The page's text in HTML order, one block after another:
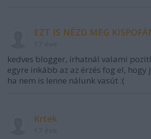
EZT IS NÉZD MEG
kedves blogger, írhatnál valami
egyre inkább az az érzés fog el,
ha nem is lenne nálunk vasút :(
Krtek